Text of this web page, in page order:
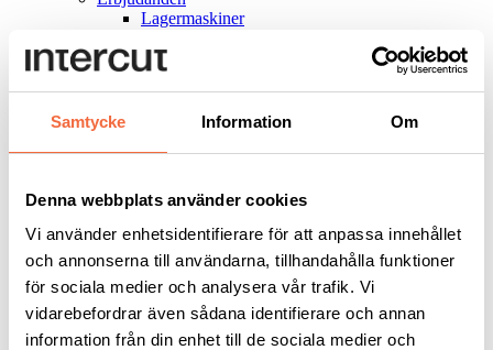
Samtycke Information Om
Denna webbplats använder cookies
Vi använder enhetsidentifierare för att anpassa innehållet
och annonserna till användarna, tillhandahålla funktioner
för sociala medier och analysera vår trafik. Vi
vidarebefordrar även sådana identifierare och annan
information från din enhet till de sociala medier och
Lagermaskiner
Begagnat & demo
Slitdelar & Tillbehör
Tillbehör Skärmaskiner
Fläkt & Filtersystem
Skärbord
Tillbehör kapmaskiner
Bandsågblad metall
Sågklinga
Tillbehör Bockmaskiner
Kantpressverktyg tillbehör
Tillbehör Bultsvetsning